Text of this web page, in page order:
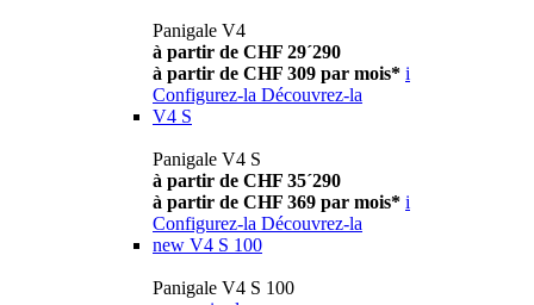
Panigale V4
à partir de CHF 29´290
à partir de CHF 309 par mois* i
Configurez-la Découvrez-la
V4 S
Panigale V4 S
à partir de CHF 35´290
à partir de CHF 369 par mois* i
Configurez-la Découvrez-la
new V4 S 100
Panigale V4 S 100